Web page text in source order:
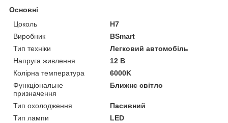
Основні
Цоколь
H7
Виробник
BSmart
Тип техніки
Легковий автомобіль
Напруга живлення
12 В
Колірна температура
6000K
Функціональне
призначення
Ближнє світло
Тип охолодження
Пасивний
Тип лампи
LED